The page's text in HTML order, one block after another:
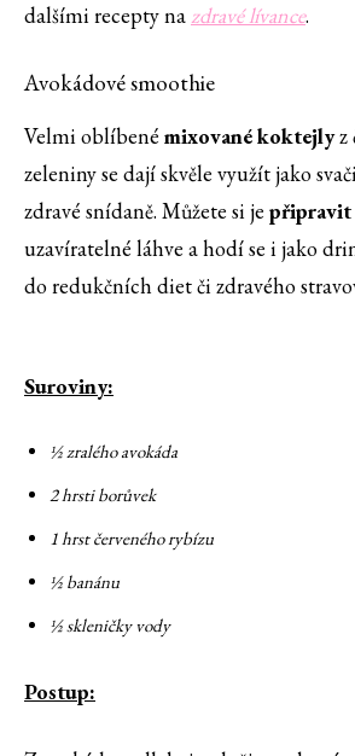
dalšími recepty nazdravé lívance.
Avokádové smoothie
Velmi oblíbené mixované koktejlyz
zeleniny se dají skvěle využít jako
zdravé snídaně. Můžete si je připravit
uzavíratelné láhve a hodí se i jako
do redukčních diet či zdravého
Suroviny:
½ zralého avokáda
2 hrsti borůvek
1 hrst červeného rybízu
½ banánu
½ skleničky vody
Postup: